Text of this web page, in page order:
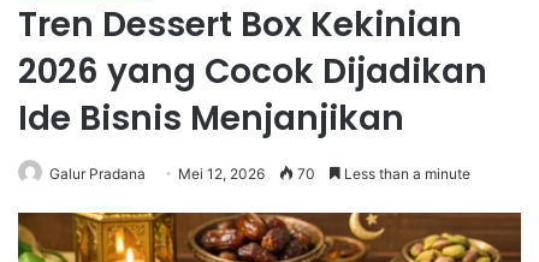
Tren Dessert Box Kekinian
2026 yang Cocok Dijadikan
Ide Bisnis Menjanjikan
Galur Pradana Mei 12, 2026 70 Less than a minute